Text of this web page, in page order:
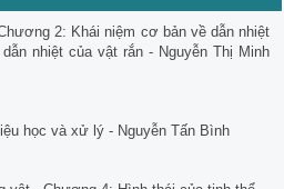
2: Khái niệm cơ bản về dẫn nhiệt
nhiệt của vật rắn - Nguyễn Thị Minh
học và xử lý - Nguyễn Tấn Bình